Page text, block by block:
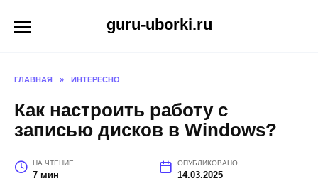
guru-uborki.ru
ГЛАВНАЯ » ИНТЕРЕСНО
Как настроить работу с
записью дисков в Windows?
НА ЧТЕНИЕ
7 мин
ОПУБЛИКОВАНО
14.03.2025